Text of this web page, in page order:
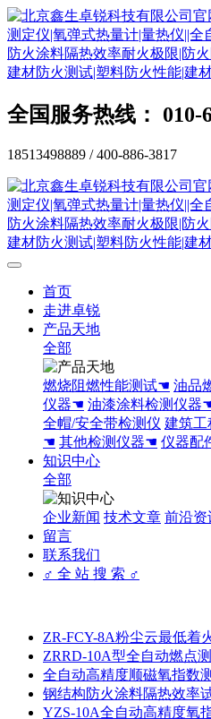
全国服务热线： 010-
18513498889 / 400-886-3817
首页
走进卓锐
产品天地
全部
燃烧阻燃性能测试☚ 油品
仪器☚ 油漆涂料检测仪器
全帽/安全带检测仪 建筑
☚ 其他检测仪器☚ 仪器配
知识中心
全部
企业新闻 技术文章 前沿资
留言
联系我们
♂ 全 站 搜 索 ♂
ZR-FCY-8A粉尘云最低着
ZRRD-10A型全自动燃点
全自动高精度顺磁氧指数
钢结构防火涂料隔热效率
YZS-10A全自动高精度氧